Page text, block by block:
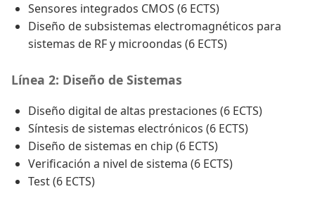
Sensores integrados CMOS (6 ECTS)
Diseño de subsistemas electromagnéticos para
sistemas de RF y microondas (6 ECTS)
Línea 2: Diseño de Sistemas
Diseño digital de altas prestaciones (6 ECTS)
Síntesis de sistemas electrónicos (6 ECTS)
Diseño de sistemas en chip (6 ECTS)
Verificación a nivel de sistema (6 ECTS)
Test (6 ECTS)